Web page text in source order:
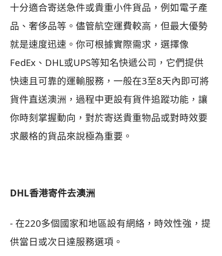
十分適合寄送急件或貴重小件貨品，例如電子產
品、奢侈品等。儘管航空運費較高，但最大優勢
就是速度迅速。你可根據實際需求，選擇像
FedEx、DHL或UPS等知名快遞公司，它們提供
快速且可靠的運輸服務，一般在3至8天內即可將
貨件直送澳洲，過程中更設有貨件追蹤功能，讓
你時刻掌握動向，對於寄送貴重物品或對時效要
求嚴格的貨品來說極為重要。
DHL香港寄件去澳洲
- 在220多個國家和地區設有網絡， 時效性強 ， 提
供當日或次日達服務選項。